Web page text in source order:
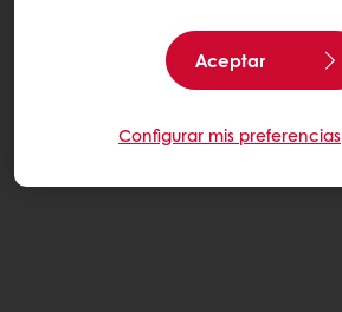
Aceptar
Configurar mis preferencias